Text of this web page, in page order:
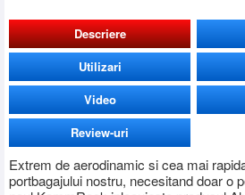
Descriere
Extrem de aerodinamic si cea mai
portbagajului nostru, necesitand doar o
Utilizari
Video
Review-uri